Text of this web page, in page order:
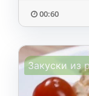
00:60
Закуски из